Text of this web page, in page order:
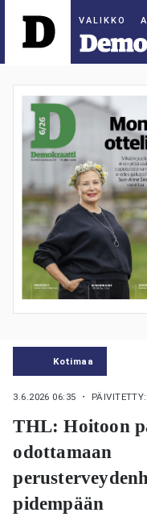
Kotimaa
3.6.2026 06:35 ・
THL: Hoitoon
odottamaan
pidempään